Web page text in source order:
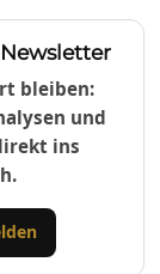
bleiben:
und
ins